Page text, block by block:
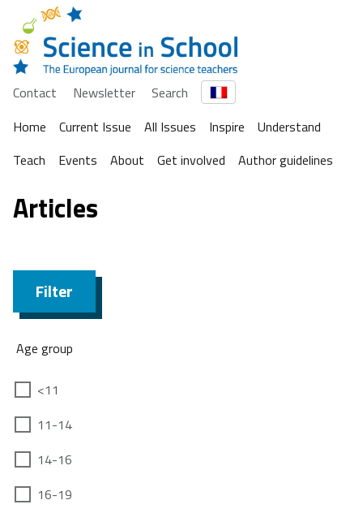
Contact Newsletter
Search
Home
Current Issue All Issues Inspire
Understand
Teach
Events About Get involved Author guidelines
Articles
Filter
Age group
<11
11-14
14-16
16-19